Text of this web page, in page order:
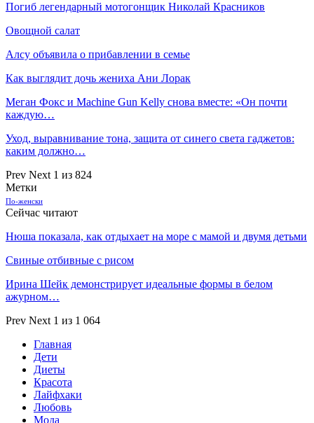
Погиб легендарный мотогонщик Николай Красников
Овощной салат
Алсу объявила о прибавлении в семье
Как выглядит дочь жениха Ани Лорак
Меган Фокс и Machine Gun Kelly снова вместе: «Он почти
каждую…
Уход, выравнивание тона, защита от синего света гаджетов:
каким должно…
Prev Next 1 из 824
Метки
По-женски
Сейчас читают
Нюша показала, как отдыхает на море с мамой и двумя детьми
Свиные отбивные с рисом
Ирина Шейк демонстрирует идеальные формы в белом
ажурном…
Prev Next 1 из 1 064
Главная
Дети
Диеты
Красота
Лайфхаки
Любовь
Мода